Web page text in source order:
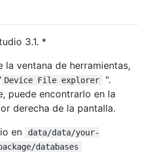
3.1. *
la ventana de herramientas,
Device File explorer
".
puede encontrarlo en la
derecha de la pantalla.
en
data/data/your-
databases